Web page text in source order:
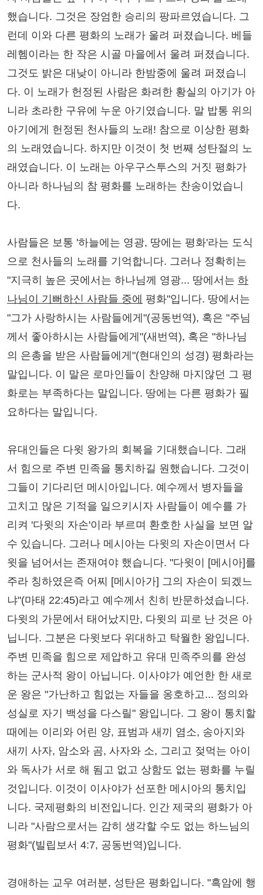
했습니다. 그것은 장엄한 승리의 팡파르였습니다. 그
런데 이와 다른 평화의 노래가 울려 퍼졌습니다. 베들
레헴이라는 한 작은 시골 마을에서 울려 퍼졌습니다.
그것도 밝은 대낮이 아니라 한밤중에 울려 퍼졌습니
다. 이 노래가 헌정된 사람은 화려한 황실의 아기가 아
니라 초라한 구유에 누운 아기였습니다. 말 밥통 위의
아기에게 헌정된 천사들의 노래! 참으로 이상한 평화
의 노래였습니다. 하지만 이것이 첫 번째 성탄절의 노
래였습니다. 이 노래는 아우구스투스의 거짓 평화가
아니라 하나님의 참 평화를 노래하는 찬송이었습니
다.
사람들은 보통 '하늘에는 영광, 땅에는 평화'라는 도식
으로 천사들의 노래를 기억합니다. 그러나 정확히는
"지극히 높은 곳에서는 하나님께 영광... 땅에서는 하
나님이 기뻐하신 사람들 중에
평화"입니다. 땅에서는
"그가 사랑하시는 사람들에게"(공동번역), 혹은 "주님
께서 좋아하시는 사람들에게"(새번역), 혹은 "하나님
의 은총을 받은 사람들에게"(현대인의 성경) 평화라는
말입니다. 이 말은 로마인들이 찬양해 마지않던 그 평
화로는 부족하다는 말입니다. 땅에는 다른 평화가 필
요하다는 말입니다.
유대인들은 다윗 왕가의 회복을 기대했습니다. 그래
서 힘으로 주변 민족을 통치하길 원했습니다. 그것이
그들이 기다리던 메시아입니다. 예수께서 병자들을
고치고 많은 기적을 일으키시자 사람들이 예수를 가
리켜 '다윗의 자손'이라 부르며 환호한 사실을 보면 알
수 있습니다. 그러나 메시아는 다윗의 자손이면서 다
윗을 넘어서는 존재여야 했습니다. "다윗이 [메시아]를
주라 칭하였은즉 어찌 [메시아가] 그의 자손이 되겠느
냐"(마태 22:45)라고 예수께서 친히 반문하셨습니다.
다윗의 가문에서 태어났지만, 다윗의 피로 난 것은 아
닙니다. 그분은 다윗보다 위대하고 탁월한 왕입니다.
주변 민족을 힘으로 제압하고 유대 민족주의를 완성
하는 군사적 왕이 아닙니다. 이사야가 예언한 한 새로
운 왕은 "가난하고 힘없는 자들을 옹호하고... 정의와
성실로 자기 백성을 다스릴" 왕입니다. 그 왕이 통치할
때에는 이리와 어린 양, 표범과 새끼 염소, 송아지와
새끼 사자, 암소와 곰, 사자와 소, 그리고 젖먹는 아이
와 독사가 서로 해 됨고 없고 상함도 없는 평화를 누릴
것입니다. 이것이 이사야가 선포한 메시아의 통치입
니다. 국제평화의 비전입니다. 인간 제국의 평화가 아
니라 "사람으로서는 감히 생각할 수도 없는 하느님의
평화"(빌립보서 4:7, 공동번역)입니다.
경애하는 교우 여러분, 성탄은 평화입니다. "흑암에 행